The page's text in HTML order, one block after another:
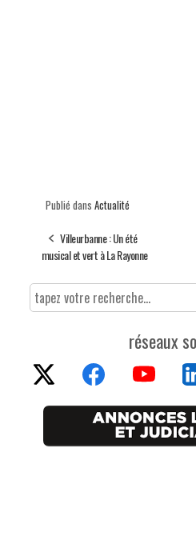
Publié dans Actualité
Villeurbanne : Un été
musical et vert à La Rayonne
réseaux